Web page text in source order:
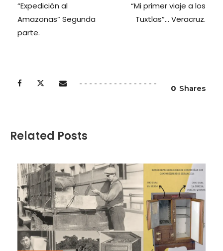
“Expedición al
Amazonas” Segunda
parte.
“Mi primer viaje a los
Tuxtlas”… Veracruz.
0 Shares
Related Posts